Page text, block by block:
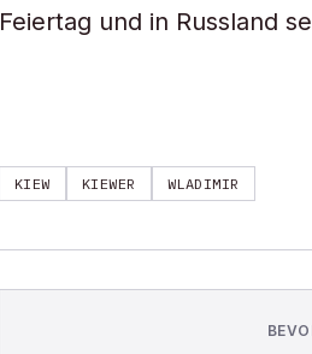
Feiertag und in Russland
KIEW KIEWER WLADIMIR